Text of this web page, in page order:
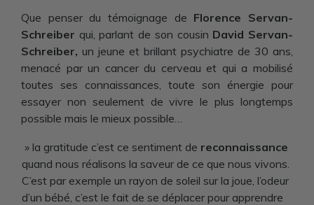
Que penser du témoignage de Florence Servan-
Schreiber qui, parlant de son cousin David Servan-
Schreiber, un jeune et brillant psychiatre de 30 ans,
menacé par un cancer du cerveau et qui a mobilisé
toutes ses connaissances, toute son énergie pour
essayer non seulement de vivre le plus longtemps
possible mais le mieux possible…
» la gratitude c’est ce sentiment de reconnaissance
quand nous réalisons la saveur de ce que nous vivons.
C’est par exemple un rayon de soleil sur la joue, l’odeur
d’un bébé, c’est le fait de se déplacer pour apprendre